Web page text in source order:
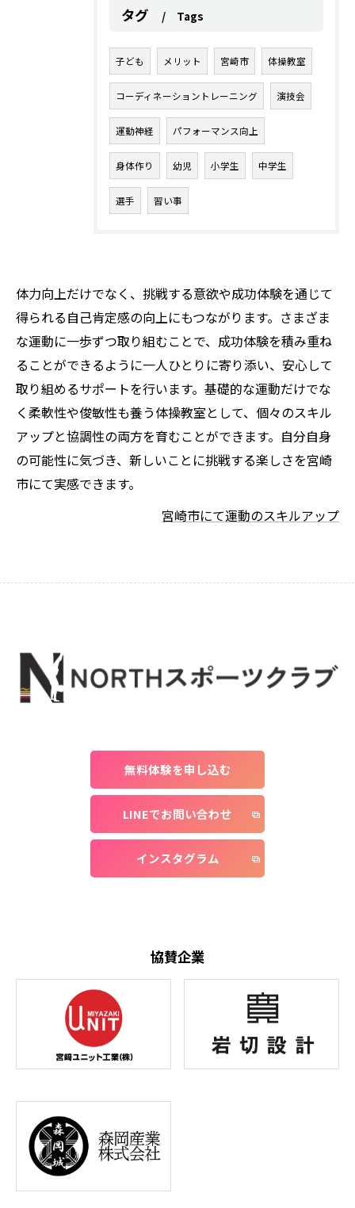
タグ Tags
子ども メリット 宮崎市 体操教室
コーディネーショントレーニング 演技会
運動神経 パフォーマンス向上
身体作り 幼児 小学生 中学生
選手 習い事
体力向上だけでなく、挑戦する意欲や成功体験を通じて
得られる自己肯定感の向上にもつながります。さまざま
な運動に一歩ずつ取り組むことで、成功体験を積み重ね
ることができるように一人ひとりに寄り添い、安心して
取り組めるサポートを行います。基礎的な運動だけでな
く柔軟性や俊敏性も養う体操教室として、個々のスキル
アップと協調性の両方を育むことができます。自分自身
の可能性に気づき、新しいことに挑戦する楽しさを宮崎
市にて実感できます。
宮崎市にて運動のスキルアップ
無料体験を申し込む
LINEでお問い合わせ
インスタグラム
協賛企業